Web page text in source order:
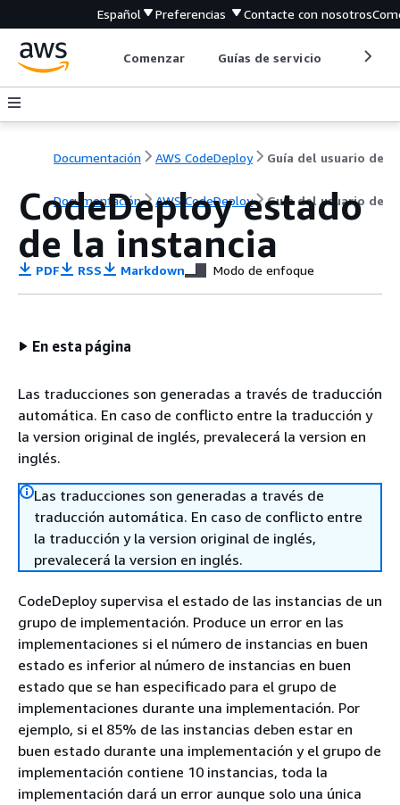
Español Preferencias Contacte con nosotros
Comenzar Guías de servicio
Documentación AWS CodeDeploy Guía del usuario de
Documentación AWS CodeDeploy Guía del usuario de
CodeDeploy estado
de la instancia
PDF RSS Markdown Modo de enfoque
En esta página
Las traducciones son generadas a través de traducción
automática. En caso de conflicto entre la traducción y
la version original de inglés, prevalecerá la version en
inglés.
Las traducciones son generadas a través de
traducción automática. En caso de conflicto entre
la traducción y la version original de inglés,
prevalecerá la version en inglés.
CodeDeploy supervisa el estado de las instancias de un
grupo de implementación. Produce un error en las
implementaciones si el número de instancias en buen
estado es inferior al número de instancias en buen
estado que se han especificado para el grupo de
implementaciones durante una implementación. Por
ejemplo, si el 85% de las instancias deben estar en
buen estado durante una implementación y el grupo de
implementación contiene 10 instancias, toda la
implementación dará un error aunque solo una única